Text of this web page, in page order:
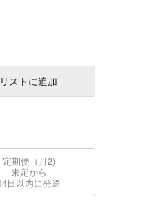
ストに追加
定期便（月2)
未定から
日以内に発送